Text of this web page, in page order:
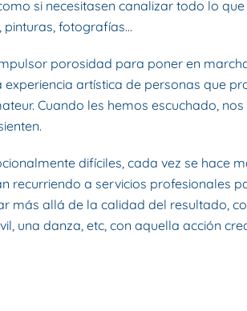
si necesitasen canalizar todo lo
pinturas, fotografías…
porosidad para poner en
artística de personas que
Cuando les hemos escuchado,
difíciles, cada vez se hace
recurriendo a servicios profesionales
más allá de la calidad del resultado,
una danza, etc, con aquella acción